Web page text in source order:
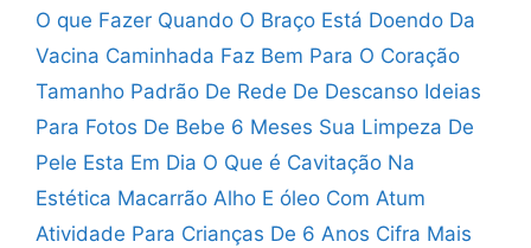
O que Fazer Quando O Braço Está Doendo Da
Vacina Caminhada Faz Bem Para O Coração
Tamanho Padrão De Rede De Descanso Ideias
Para Fotos De Bebe 6 Meses Sua Limpeza De
Pele Esta Em Dia O Que é Cavitação Na
Estética Macarrão Alho E óleo Com Atum
Atividade Para Crianças De 6 Anos Cifra Mais